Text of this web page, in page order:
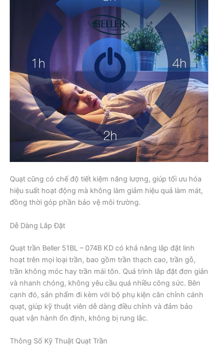
Quạt cũng có chế độ tiết kiệm năng lượng, giúp tối ưu hóa
hiệu suất hoạt động mà không làm giảm hiệu quả làm mát,
đồng thời góp phần bảo vệ môi trường.
Dễ Dàng Lắp Đặt
Quạt trần Beller 51BL – 074B KD có khả năng lắp đặt linh
hoạt trên mọi loại trần, bao gồm trần thạch cao, trần gỗ,
trần không móc hay trần mái tôn. Quá trình lắp đặt đơn giản
và nhanh chóng, không yêu cầu quá nhiều công sức. Bên
cạnh đó, sản phẩm đi kèm với bộ phụ kiện cân chỉnh cánh
quạt, giúp kỹ thuật viên dễ dàng điều chỉnh và đảm bảo
quạt vận hành ổn định, không bị rung lắc.
Thông Số Kỹ Thuật Quạt Trần